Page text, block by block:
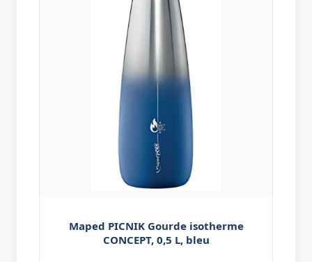
Maped PICNIK Gourde isotherme
CONCEPT, 0,5 L, bleu